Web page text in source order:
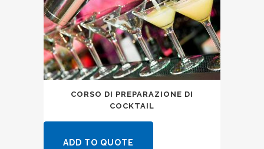
CORSO DI PREPARAZIONE DI
COCKTAIL
ADD TO QUOTE